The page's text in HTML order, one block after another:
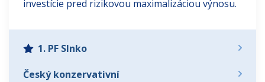
investície pred rizikovou maximalizáciou výnosu.
1. PF Slnko
Český konzervativní